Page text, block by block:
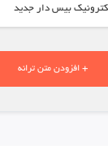
بیس دار جدید
+ افزودن متن ترانه